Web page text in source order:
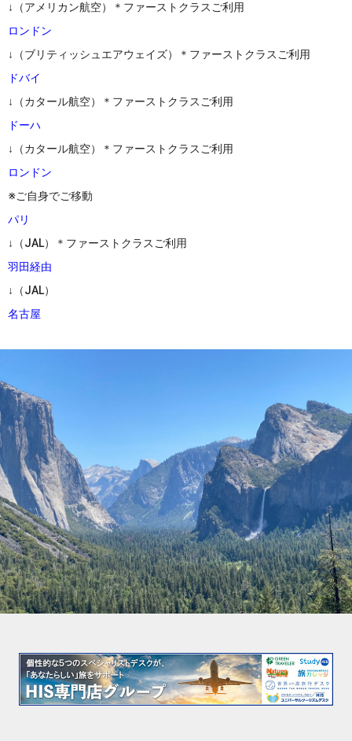
↓（アメリカン航空）＊ファーストクラスご利用
ロンドン
↓（ブリティッシュエアウェイズ）＊ファーストクラスご利用
ドバイ
↓（カタール航空）＊ファーストクラスご利用
ドーハ
↓（カタール航空）＊ファーストクラスご利用
ロンドン
※ご自身でご移動
パリ
↓（JAL）＊ファーストクラスご利用
羽田経由
↓（JAL）
名古屋